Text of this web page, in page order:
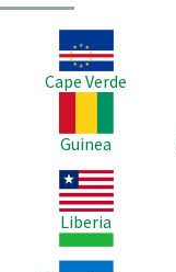
Imagem
Cape Verde
Guinea
Imagem
Liberia
Imagem